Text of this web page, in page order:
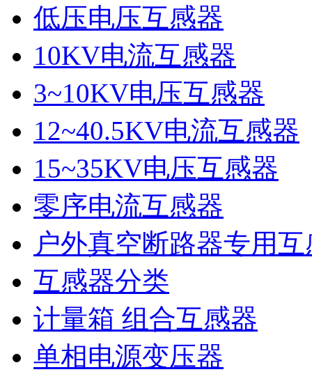
低压电压互感器
10KV电流互感器
3~10KV电压互感器
12~40.5KV电流互感器
15~35KV电压互感器
零序电流互感器
户外真空断路器专用
互感器分类
计量箱 组合互感器
单相电源变压器